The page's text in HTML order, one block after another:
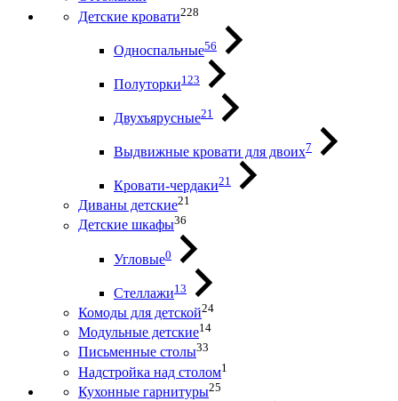
Детские кровати228
Односпальные56
Полуторки123
Двухъярусные21
Выдвижные кровати для двоих7
Кровати-чердаки21
Диваны детские21
Детские шкафы36
Угловые0
Стеллажи13
Комоды для детской24
Модульные детские14
Письменные столы33
Надстройка над столом1
Кухонные гарнитуры25